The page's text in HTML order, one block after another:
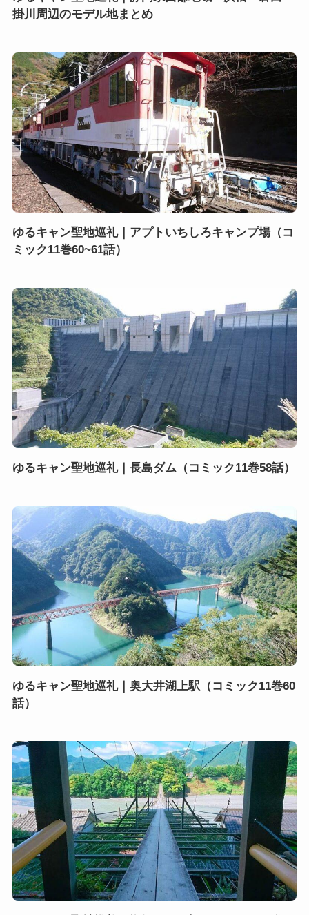
掛川周辺のモデル地まとめ
ゆるキャン聖地巡礼｜アプトいちしろキャンプ場（コ
ミック11巻60~61話）
ゆるキャン聖地巡礼｜長島ダム（コミック11巻58話）
ゆるキャン聖地巡礼｜奥大井湖上駅（コミック11巻60
話）